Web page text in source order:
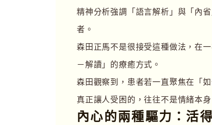
精神分析強調「語言解析」與「內
者。
森田正馬不是很接受這種做法，在
－解讀」的療癒方式。
森田觀察到，患者若一直聚焦在「
真正讓人受困的，往往不是情緒本
內心的兩種驅力：活